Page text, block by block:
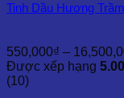
Tinh Dầu Hương
550,000₫ –
Được xếp hạng 5.00
(10)